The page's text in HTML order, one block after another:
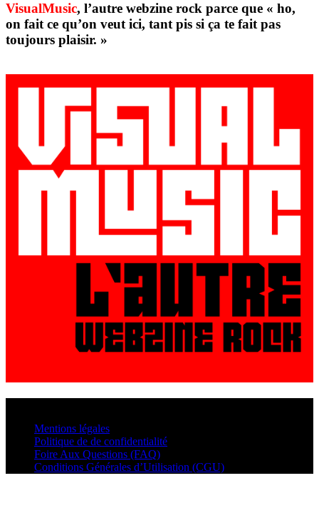
VisualMusic, l’autre webzine rock parce que « ho,
on fait ce qu’on veut ici, tant pis si ça te fait pas
toujours plaisir. »
Mentions légales
Politique de de confidentialité
Foire Aux Questions (FAQ)
Conditions Générales d’Utilisation (CGU)